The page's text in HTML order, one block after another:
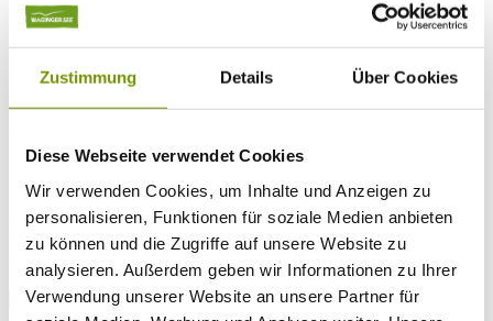
Zustimmung Details Über Cookies
Diese Webseite verwendet Cookies
Wir verwenden Cookies, um Inhalte und Anzeigen zu
personalisieren, Funktionen für soziale Medien anbieten
zu können und die Zugriffe auf unsere Website zu
analysieren. Außerdem geben wir Informationen zu Ihrer
Verwendung unserer Website an unsere Partner für
UNTERKÜNFTE
Bitte wählen Sie einen Ort
Nächte
Kinder
Alter Kind 1
Alter Kind 2
Alter Kind 3
Alter Kind 4
suchen